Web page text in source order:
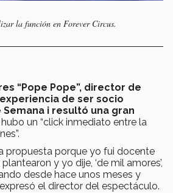
la función en Forever Circus.
“Pope Pope”, director de
de ser socio
i resultó una gran
un “click inmediato entre la
propuesta porque yo fui docente
y yo dije, ‘de mil amores’,
desde hace unos meses y
el director del espectáculo.